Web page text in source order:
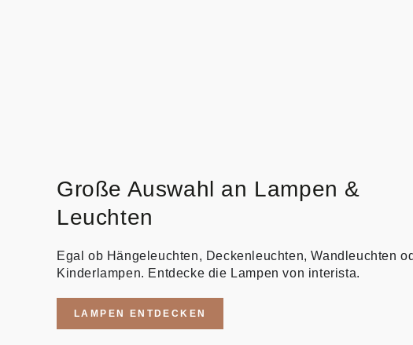
Große Auswahl an Lampen &
Leuchten
Egal ob Hängeleuchten, Deckenleuchten, Wandleuchten
Kinderlampen. Entdecke die Lampen von interista.
LAMPEN ENTDECKEN